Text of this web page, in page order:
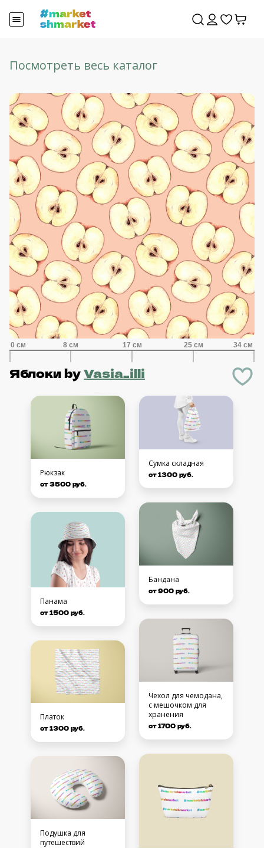
Посмотреть весь каталог
ЯблокиbyVasia_illi
Рюкзак
от 3500 руб.
Панама
от 1500 руб.
Платок
от 1300 руб.
Подушка для
путешествий
Сумка складная
от 1300 руб.
Бандана
от 900 руб.
Чехол для чемодана,
с мешочком для
хранения
от 1700 руб.